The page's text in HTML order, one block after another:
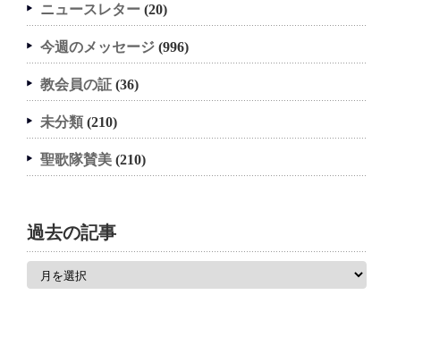
ニュースレター (20)
今週のメッセージ (996)
教会員の証 (36)
未分類 (210)
聖歌隊賛美 (210)
過去の記事